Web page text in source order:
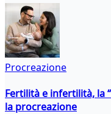
Procreazione
Fertilità e infertilità, la
la procreazione